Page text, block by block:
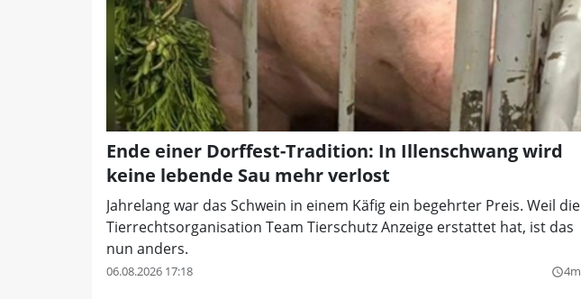
Ende einer Dorffest-Tradition: In Illenschwang wird
keine lebende Sau mehr verlost
Jahrelang war das Schwein in einem Käfig ein begehrter Preis. Weil die
Tierrechtsorganisation Team Tierschutz Anzeige erstattet hat, ist das
nun anders.
06.08.2026 17:18 query_builder